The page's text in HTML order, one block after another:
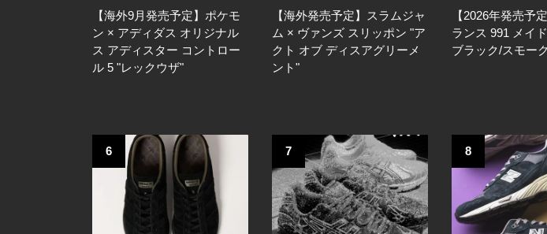
【海外9月発売予定】ポケモ
ン × アディダス オリジナル
ス アディスター コントロー
ル 5 "レックウザ"
【海外発売予定】スラムジャ
ム × ヴァンズ スリッポン "ア
クト オブ ディスアグリーメ
ント"
【2026年発売予
ランス 991 メイ
ブラック/スモー
6 7 8